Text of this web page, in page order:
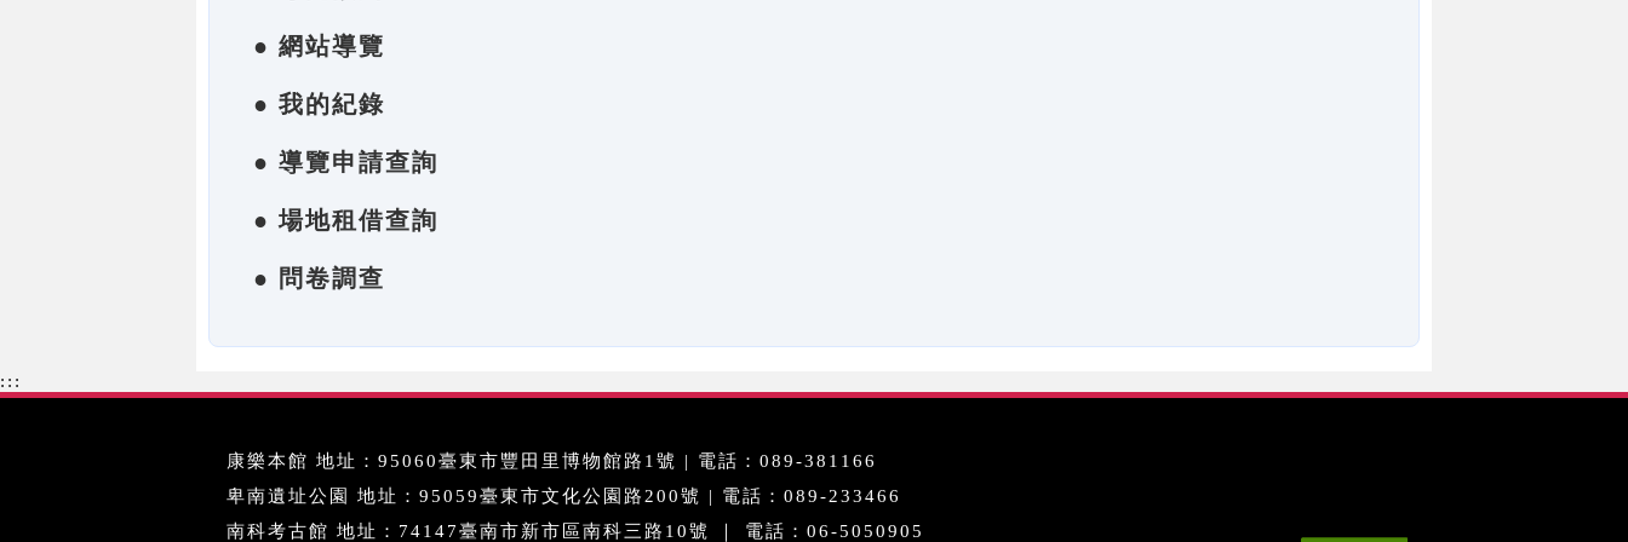
● 網站導覽
● 我的紀錄
● 導覽申請查詢
● 場地租借查詢
● 問卷調查
:::
康樂本館 地址：95060臺東市豐田里博物館路1號 | 電話：089-381166
卑南遺址公園 地址：95059臺東市文化公園路200號 | 電話：089-233466
南科考古館 地址：74147臺南市新市區南科三路10號 ｜ 電話：06-5050905